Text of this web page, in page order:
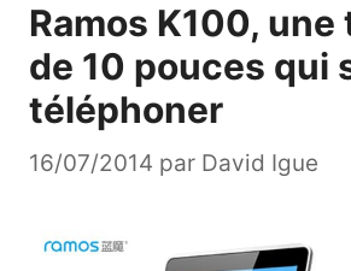
Ramos K100,
de 10 pouces qui
téléphoner
16/07/2014 par David Igue